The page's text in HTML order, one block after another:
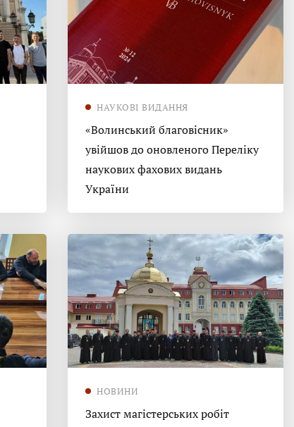
НАУКОВІ ВИДАННЯ
«Волинський благовісник»
увійшов до оновленого Переліку
наукових фахових видань
України
НОВИНИ
Захист магістерських робіт